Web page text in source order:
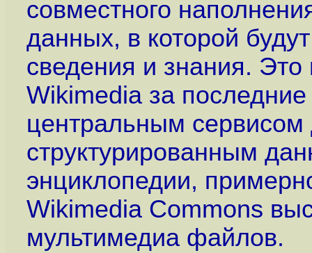
совместного
данных, в которой
сведения и знания.
Wikimedia за
центральным сервисом
структурированным
энциклопедии,
Wikimedia Commons
мультимедиа файлов.